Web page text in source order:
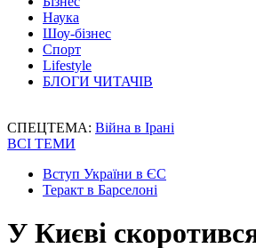
Наука
Шоу-бізнес
Спорт
Lifestyle
БЛОГИ ЧИТАЧІВ
СПЕЦТЕМА: Війна в Ірані
ВСІ ТЕМИ
Вступ України в ЄС
Теракт в Барселоні
У Києві